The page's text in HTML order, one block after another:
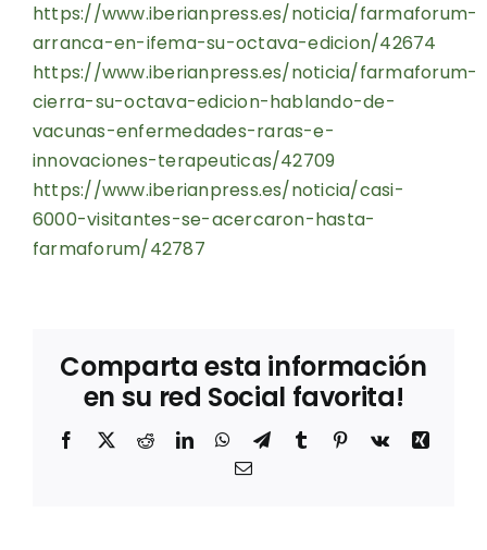
https://www.iberianpress.es/noticia/farmaforum-
arranca-en-ifema-su-octava-edicion/42674
https://www.iberianpress.es/noticia/farmaforum-
cierra-su-octava-edicion-hablando-de-
vacunas-enfermedades-raras-e-
innovaciones-terapeuticas/42709
https://www.iberianpress.es/noticia/casi-
6000-visitantes-se-acercaron-hasta-
farmaforum/42787
Comparta esta información
en su red Social favorita!
Facebook
X RedditLinkedInWhatsApp
TelegramTumblr Pinterest
Vk
Xing
Correo